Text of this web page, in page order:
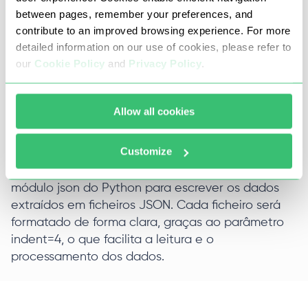
between pages, remember your preferences, and
contribute to an improved browsing experience. For more
detailed information on our use of cookies, please refer to
our Cookie Policy and Privacy Policy.
Allow all cookies
Customize
profile_timeline_media_data.append(me
dia_data)
Passo 5. Guardar os dados em ficheiros
Depois de extrair todos os dados, o passo
seguinte é guardá-los num ficheiro JSON para
análise ou armazenamento posterior. Utilizamos o
módulo json do Python para escrever os dados
extraídos em ficheiros JSON. Cada ficheiro será
formatado de forma clara, graças ao parâmetro
indent=4, o que facilita a leitura e o
processamento dos dados.